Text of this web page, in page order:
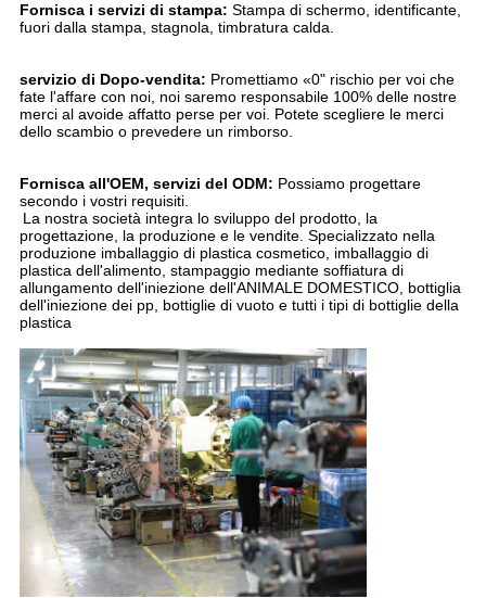
Fornisca i servizi di stampa: Stampa di schermo, identificante,
fuori dalla stampa, stagnola, timbratura calda.
servizio di Dopo-vendita: Promettiamo «0" rischio per voi che
fate l'affare con noi, noi saremo responsabile 100% delle nostre
merci al avoide affatto perse per voi. Potete scegliere le merci
dello scambio o prevedere un rimborso.
Fornisca all'OEM, servizi del ODM: Possiamo progettare
secondo i vostri requisiti.
La nostra società integra lo sviluppo del prodotto, la
progettazione, la produzione e le vendite. Specializzato nella
produzione imballaggio di plastica cosmetico, imballaggio di
plastica dell'alimento, stampaggio mediante soffiatura di
allungamento dell'iniezione dell'ANIMALE DOMESTICO, bottiglia
dell'iniezione dei pp, bottiglie di vuoto e tutti i tipi di bottiglie della
plastica